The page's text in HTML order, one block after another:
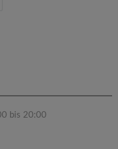
bis 20:00